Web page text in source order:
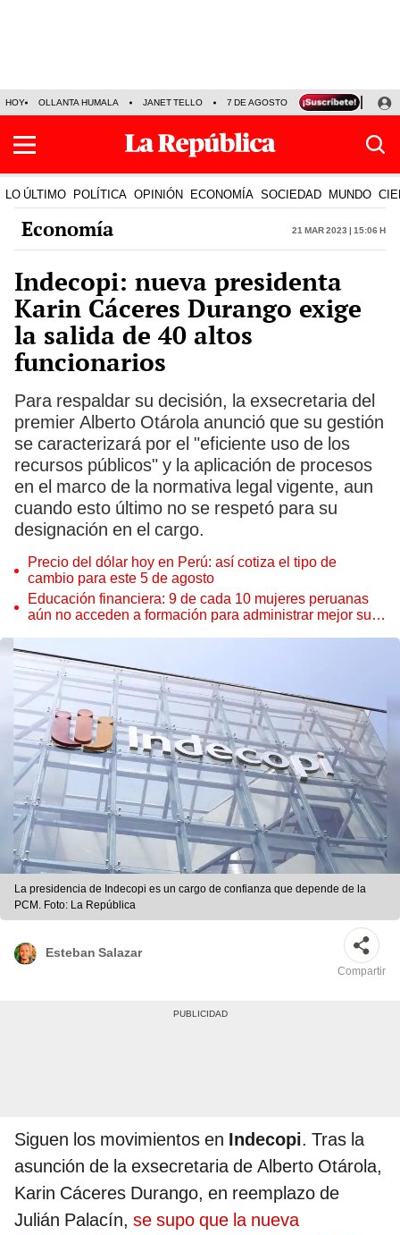
HOY OLLANTA HUMALA JANET TELLO 7 DE AGOSTO TINKA RESULTADOS
LO ÚLTIMO POLÍTICA OPINIÓN ECONOMÍA SOCIEDAD MUNDO
Economía 21 Mar 2023 | 15:06 h
Indecopi: nueva presidenta
Karin Cáceres Durango exige
la salida de 40 altos
funcionarios
Para respaldar su decisión, la exsecretaria del
premier Alberto Otárola anunció que su gestión
se caracterizará por el "eficiente uso de los
recursos públicos" y la aplicación de procesos
en el marco de la normativa legal vigente, aun
cuando esto último no se respetó para su
designación en el cargo.
Precio del dólar hoy en Perú: así cotiza el tipo de
cambio para este 5 de agosto
Educación financiera: 9 de cada 10 mujeres peruanas
aún no acceden a formación para administrar mejor su
La presidencia de Indecopi es un cargo de confianza que depende de la
PCM. Foto: La República
Esteban Salazar
Compartir
Siguen los movimientos en Indecopi. Tras la
asunción de la exsecretaria de Alberto Otárola,
Karin Cáceres Durango, en reemplazo de
Julián Palacín, se supo que la nueva